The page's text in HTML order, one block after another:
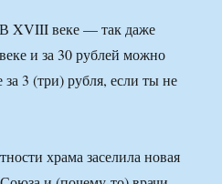
XVIII веке — так даже
и за 30 рублей можно
3 (три) рубля, если ты не
храма заселила новая